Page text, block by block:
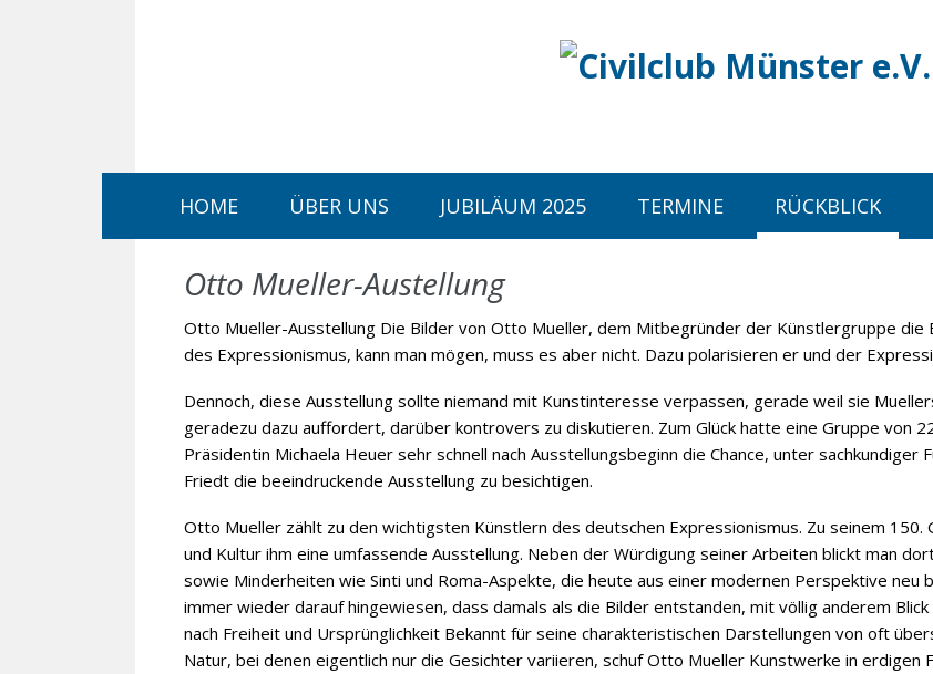
überspringen
HOME ÜBER UNS JUBILÄUM 2025 TERMINE RÜCKBLICK
Otto Mueller-Austellung
Otto Mueller-Ausstellung Die Bilder von Otto Mueller, dem Mitbegründer der Künstlergruppe die
des Expressionismus, kann man mögen, muss es aber nicht. Dazu polarisieren er und der
Dennoch, diese Ausstellung sollte niemand mit Kunstinteresse verpassen, gerade weil sie
geradezu dazu auffordert, darüber kontrovers zu diskutieren. Zum Glück hatte eine Gruppe von
Präsidentin Michaela Heuer sehr schnell nach Ausstellungsbeginn die Chance, unter sachkundiger
Friedt die beeindruckende Ausstellung zu besichtigen.
Otto Mueller zählt zu den wichtigsten Künstlern des deutschen Expressionismus. Zu seinem
und Kultur ihm eine umfassende Ausstellung. Neben der Würdigung seiner Arbeiten blickt man
sowie Minderheiten wie Sinti und Roma-Aspekte, die heute aus einer modernen Perspektive
immer wieder darauf hingewiesen, dass damals als die Bilder entstanden, mit völlig anderem
nach Freiheit und Ursprünglichkeit Bekannt für seine charakteristischen Darstellungen von oft
Natur, bei denen eigentlich nur die Gesichter variieren, schuf Otto Mueller Kunstwerke in erdigen